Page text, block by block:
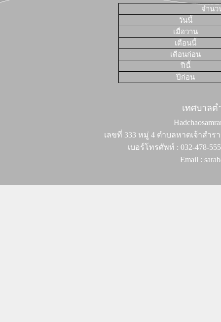
จำนว
วันนี้
เมื่อวาน
เดือนนี้
เดือนก่อน
ปีนี้
ปีก่อน
เทศบาล
เลขที่ 333 หมู่ 4 ตำบลหาดเจ้าสำร
เบอร์โทรศัพท์ : 032-478-
Email :